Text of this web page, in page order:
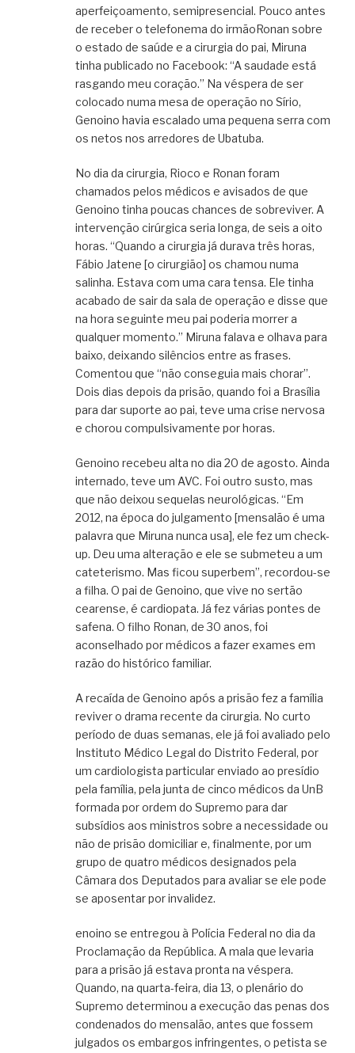
aperfeiçoamento, semipresencial. Pouco antes
de receber o telefonema do irmãoRonan sobre
o estado de saúde e a cirurgia do pai, Miruna
tinha publicado no Facebook: “A saudade está
rasgando meu coração.” Na véspera de ser
colocado numa mesa de operação no Sírio,
Genoino havia escalado uma pequena serra com
os netos nos arredores de Ubatuba.
No dia da cirurgia, Rioco e Ronan foram
chamados pelos médicos e avisados de que
Genoino tinha poucas chances de sobreviver. A
intervenção cirúrgica seria longa, de seis a oito
horas. “Quando a cirurgia já durava três horas,
Fábio Jatene [o cirurgião] os chamou numa
salinha. Estava com uma cara tensa. Ele tinha
acabado de sair da sala de operação e disse que
na hora seguinte meu pai poderia morrer a
qualquer momento.” Miruna falava e olhava para
baixo, deixando silêncios entre as frases.
Comentou que “não conseguia mais chorar”.
Dois dias depois da prisão, quando foi a Brasília
para dar suporte ao pai, teve uma crise nervosa
e chorou compulsivamente por horas.
Genoino recebeu alta no dia 20 de agosto. Ainda
internado, teve um AVC. Foi outro susto, mas
que não deixou sequelas neurológicas. “Em
2012, na época do julgamento [mensalão é uma
palavra que Miruna nunca usa], ele fez um check-
up. Deu uma alteração e ele se submeteu a um
cateterismo. Mas ficou superbem”, recordou-se
a filha. O pai de Genoino, que vive no sertão
cearense, é cardiopata. Já fez várias pontes de
safena. O filho Ronan, de 30 anos, foi
aconselhado por médicos a fazer exames em
razão do histórico familiar.
A recaída de Genoino após a prisão fez a família
reviver o drama recente da cirurgia. No curto
período de duas semanas, ele já foi avaliado pelo
Instituto Médico Legal do Distrito Federal, por
um cardiologista particular enviado ao presídio
pela família, pela junta de cinco médicos da UnB
formada por ordem do Supremo para dar
subsídios aos ministros sobre a necessidade ou
não de prisão domiciliar e, finalmente, por um
grupo de quatro médicos designados pela
Câmara dos Deputados para avaliar se ele pode
se aposentar por invalidez.
enoino se entregou à Polícia Federal no dia da
Proclamação da República. A mala que levaria
para a prisão já estava pronta na véspera.
Quando, na quarta-feira, dia 13, o plenário do
Supremo determinou a execução das penas dos
condenados do mensalão, antes que fossem
julgados os embargos infringentes, o petista se